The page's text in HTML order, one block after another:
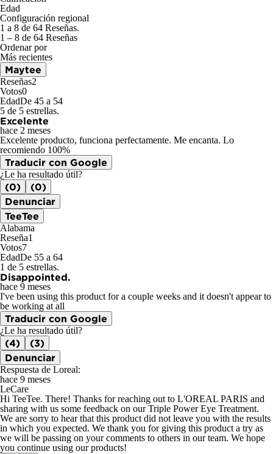
Edad
Configuración regional
1 a 8 de 64 Reseñas.
1 – 8 de 64 Reseñas
Ordenar por
Más recientes
Maytee
Reseñas2
Votos0
EdadDe 45 a 54
5 de 5 estrellas.
Excelente
hace 2 meses
Excelente producto, funciona perfectamente. Me encanta. Lo
recomiendo 100%
Traducir con Google
¿Le ha resultado útil?
(0)
(0)
Denunciar
TeeTee
Alabama
Reseña1
Votos7
EdadDe 55 a 64
1 de 5 estrellas.
Disappointed.
hace 9 meses
I've been using this product for a couple weeks and it doesn't appear to
be working at all
Traducir con Google
¿Le ha resultado útil?
(4)
(3)
Denunciar
Respuesta de Loreal:
hace 9 meses
LeCare
Hi TeeTee. There! Thanks for reaching out to L'OREAL PARIS and
sharing with us some feedback on our Triple Power Eye Treatment.
We are sorry to hear that this product did not leave you with the results
in which you expected. We thank you for giving this product a try as
we will be passing on your comments to others in our team. We hope
you continue using our products!